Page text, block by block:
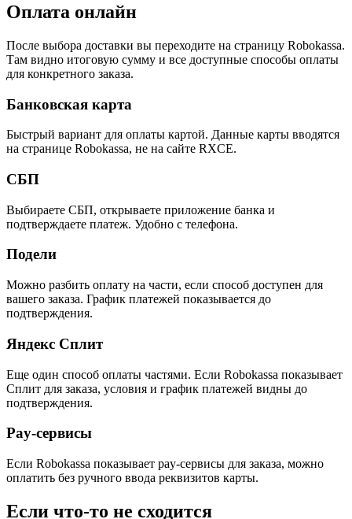
Оплата онлайн
После выбора доставки вы переходите на страницу Robokassa.
Там видно итоговую сумму и все доступные способы оплаты
для конкретного заказа.
Банковская карта
Быстрый вариант для оплаты картой. Данные карты вводятся
на странице Robokassa, не на сайте RXCE.
СБП
Выбираете СБП, открываете приложение банка и
подтверждаете платеж. Удобно с телефона.
Подели
Можно разбить оплату на части, если способ доступен для
вашего заказа. График платежей показывается до
подтверждения.
Яндекс Сплит
Еще один способ оплаты частями. Если Robokassa показывает
Сплит для заказа, условия и график платежей видны до
подтверждения.
Pay-сервисы
Если Robokassa показывает pay-сервисы для заказа, можно
оплатить без ручного ввода реквизитов карты.
Если что-то не сходится